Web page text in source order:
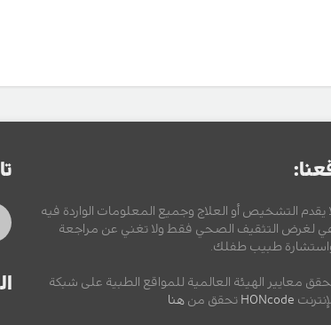
يقدم التشخيص أو العلاج وجميع المعلومات الواردة فيه
لغرض التثقيف الصحي فقط ولا تغني عن مراجعة
طبيب طفلك.
معايير الهيئة العالمية للمواقع الطبية على شبكة
HONcode تحقق من هنا